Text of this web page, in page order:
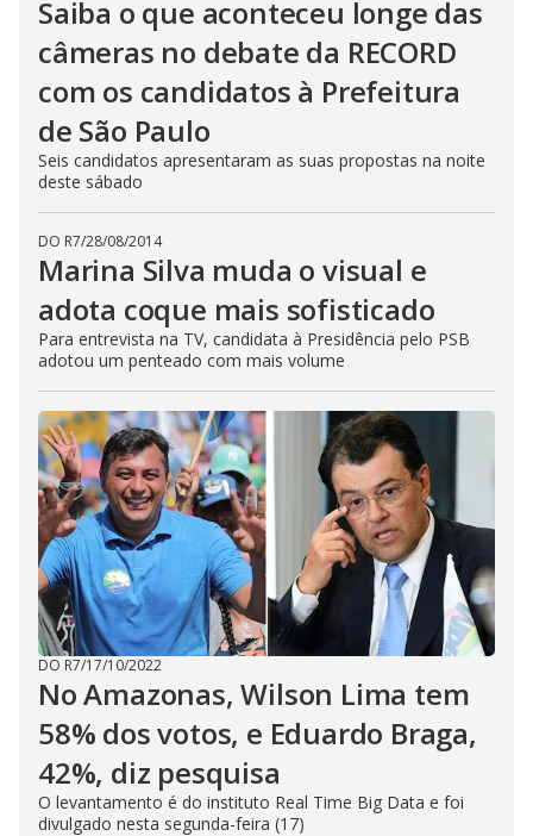
Saiba o que aconteceu longe das
câmeras no debate da RECORD
com os candidatos à Prefeitura
de São Paulo
Seis candidatos apresentaram as suas propostas na noite
deste sábado
DO R7/28/08/2014
Marina Silva muda o visual e
adota coque mais sofisticado
Para entrevista na TV, candidata à Presidência pelo PSB
adotou um penteado com mais volume
DO R7/17/10/2022
No Amazonas, Wilson Lima tem
58% dos votos, e Eduardo Braga,
42%, diz pesquisa
O levantamento é do instituto Real Time Big Data e foi
divulgado nesta segunda-feira (17)